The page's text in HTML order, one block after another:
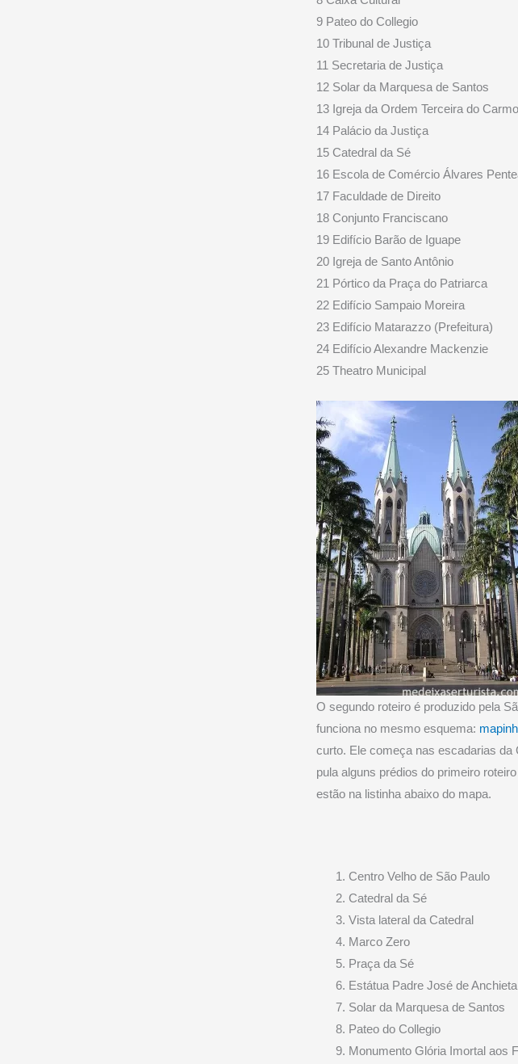
9 Pateo do Collegio
10 Tribunal de Justiça
11 Secretaria de Justiça
12 Solar da Marquesa de Santos
13 Igreja da Ordem Terceira do Carmo
14 Palácio da Justiça
15 Catedral da Sé
16 Escola de Comércio Álvares
17 Faculdade de Direito
18 Conjunto Franciscano
19 Edifício Barão de Iguape
20 Igreja de Santo Antônio
21 Pórtico da Praça do Patriarca
22 Edifício Sampaio Moreira
23 Edifício Matarazzo (Prefeitura)
24 Edifício Alexandre Mackenzie
25 Theatro Municipal
O segundo roteiro é produzido pela
funciona no mesmo esquema:
curto. Ele começa nas escadarias da
pula alguns prédios do primeiro
estão na listinha abaixo do mapa.
Centro Velho de São Paulo
Catedral da Sé
Vista lateral da Catedral
Marco Zero
Praça da Sé
Estátua Padre José de Anchieta
Solar da Marquesa de Santos
Pateo do Collegio
Monumento Glória Imortal aos